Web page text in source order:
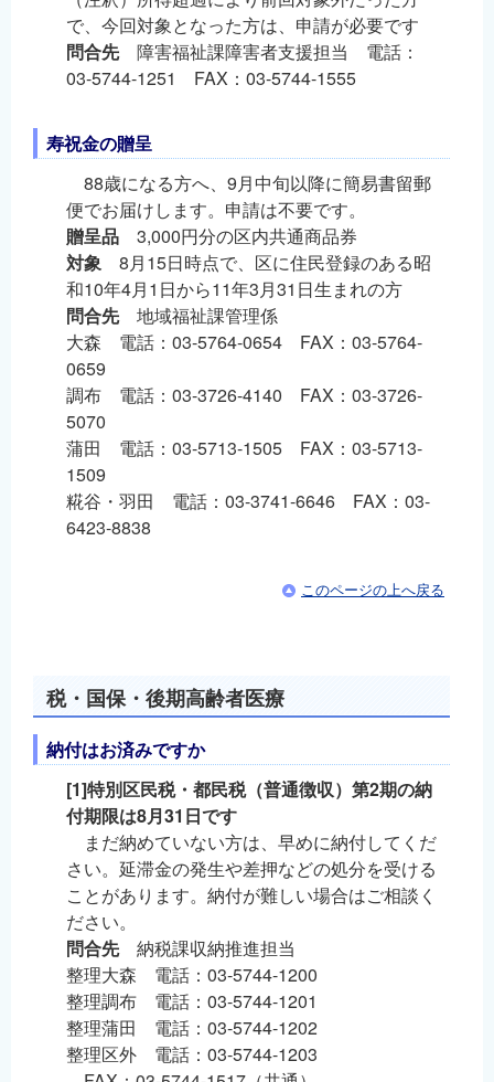
で、今回対象となった方は、申請が必要です
問合先障害福祉課障害者支援担当 電話：
03-5744-1251 FAX：03-5744-1555
寿祝金の贈呈
88歳になる方へ、9月中旬以降に簡易書留郵
便でお届けします。申請は不要です。
贈呈品 3,000円分の区内共通商品券
対象 8月15日時点で、区に住民登録のある昭
和10年4月1日から11年3月31日生まれの方
問合先地域福祉課管理係
大森 電話：03-5764-0654 FAX：03-5764-
0659
調布 電話：03-3726-4140 FAX：03-3726-
5070
蒲田 電話：03-5713-1505 FAX：03-5713-
1509
糀谷・羽田 電話：03-3741-6646 FAX：03-
6423-8838
このページの上へ戻る
税・国保・後期高齢者医療
納付はお済みですか
[1]特別区民税・都民税（普通徴収）第2期の納
付期限は8月31日です
まだ納めていない方は、早めに納付してくだ
さい。延滞金の発生や差押などの処分を受ける
ことがあります。納付が難しい場合はご相談く
ださい。
問合先納税課収納推進担当
整理大森 電話：03-5744-1200
整理調布 電話：03-5744-1201
整理蒲田 電話：03-5744-1202
整理区外 電話：03-5744-1203